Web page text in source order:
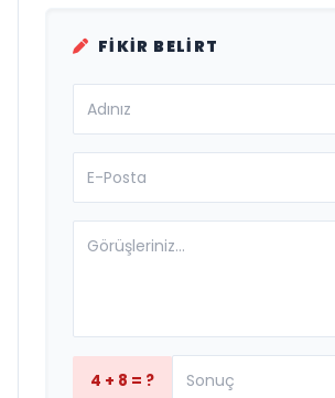
FIKIR BELIRT
4 + 8 = ?